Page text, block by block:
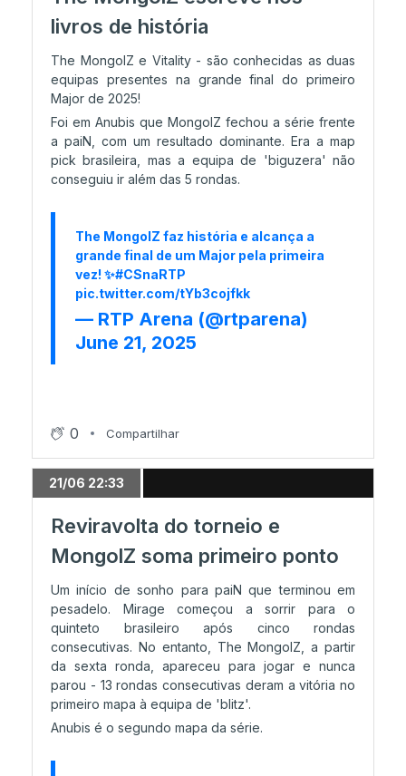
07/06 15:41
FAZE UP em Austin
07/06 15:02
As escolhas do nosso talento para a Stage 2
06/06 23:11
06/06 17:46
Lynn Vision no Stage 2
FlyQuest perde e vai ao decisivo
05/06 21:36
BetBoom avança para Stage 2
05/06 21:00
Duelo asiático dá Lynn Vision
05/06 18:46
OG no Stage 2
livros de história
The MongolZ e Vitality - são conhecidas as duas
equipas presentes na grande final do primeiro
Major de 2025!
Foi em Anubis que MongolZ fechou a série frente
a paiN, com um resultado dominante. Era a map
pick brasileira, mas a equipa de 'biguzera' não
conseguiu ir além das 5 rondas.
The MongolZ faz história e alcança a
grande final de um Major pela primeira
vez! ✨#CSnaRTP
pic.twitter.com/tYb3cojfkk
— RTP Arena (@rtparena)
June 21, 2025
0 Compartilhar
21/06 22:33
Reviravolta do torneio e
MongolZ soma primeiro ponto
Um início de sonho para paiN que terminou em
pesadelo. Mirage começou a sorrir para o
quinteto brasileiro após cinco rondas
consecutivas. No entanto, The MongolZ, a partir
da sexta ronda, apareceu para jogar e nunca
parou - 13 rondas consecutivas deram a vitória no
primeiro mapa à equipa de 'blitz'.
Anubis é o segundo mapa da série.